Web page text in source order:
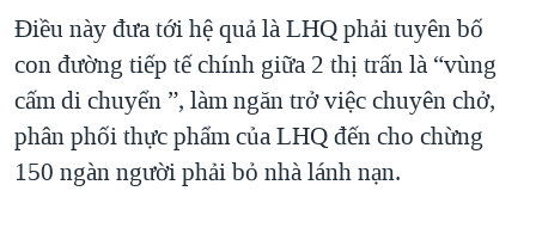
Điều này đưa tới hệ quả là LHQ phải tuyên bố
con đường tiếp tế chính giữa 2 thị trấn là “vùng
cấm di chuyển ”, làm ngăn trở việc chuyên chở,
phân phối thực phẩm của LHQ đến cho chừng
150 ngàn người phải bỏ nhà lánh nạn.